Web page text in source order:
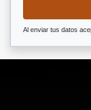
Al enviar tus datos